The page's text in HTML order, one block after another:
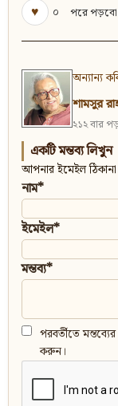
♥
০ পরে পড়বো
অন্যান্য
শামসুর
২১২ বার
একটি মন্তব্য লিখুন
আপনার ইমেইল ঠিকানা
নাম*
ইমেইল*
মন্তব্য*
পরবর্তীতে
করুন।